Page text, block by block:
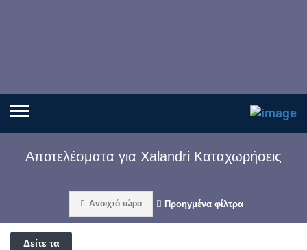
Αποτελέσματα για Xalandri Καταχωρήσεις
Ανοιχτό τώρα Προηγμένα φίλτρα
Δείτε τα